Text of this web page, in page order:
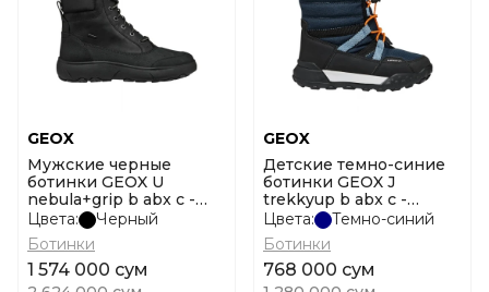
GEOX
Мужские черные
ботинки GEOX U
nebula+grip b abx c -
pel+si размер 43
Цвета:
Черный
Ботинки
1 574 000 сум
GEOX
Детские темно-синие
ботинки GEOX J
trekkyup b abx c -
nylon+dbk размер 34
Цвета:
Темно-синий
Ботинки
768 000 сум